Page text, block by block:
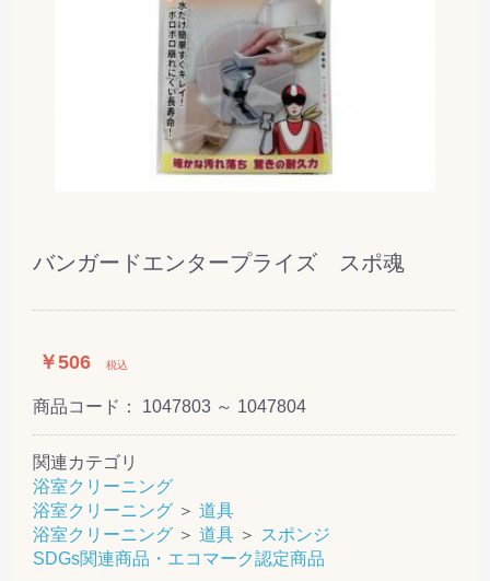
バンガードエンタープライズ スポ魂
￥506 税込
商品コード： 1047803 ～ 1047804
関連カテゴリ
浴室クリーニング
浴室クリーニング ＞ 道具
浴室クリーニング ＞ 道具 ＞ スポンジ
SDGs関連商品・エコマーク認定商品